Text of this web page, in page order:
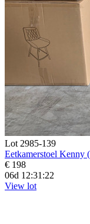
Lot 2985-139
Eetkamerstoel Kenny
€ 198
06d 12:31:20
View lot